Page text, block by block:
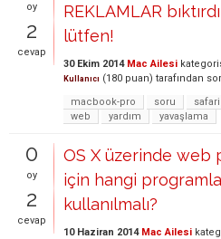
oy
2
cevap
REKLAMLAR
lütfen!
30 Ekim 2014 Mac Ailesi
Kullanıcı (180 puan) tarafından
macbook-pro
soru safari
web
yardım yavaşlama
0
oy
2
cevap
OS X üzerinde web
için hangi
kullanılmalı?
10 Haziran 2014 Mac Ailesi